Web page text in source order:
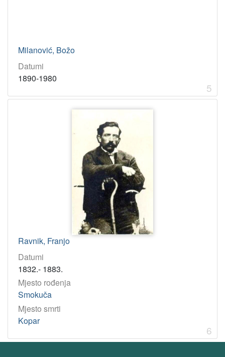
Milanović, Božo
Datumi
1890-1980
5
Ravnik, Franjo
Datumi
1832.- 1883.
Mjesto rođenja
Smokuča
Mjesto smrti
Kopar
6